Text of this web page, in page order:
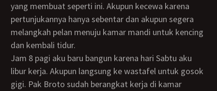
yang membuat seperti ini. Akupun kecewa karena
pertunjukannya hanya sebentar dan akupun segera
melangkah pelan menuju kamar mandi untuk kencing
dan kembali tidur.
Jam 8 pagi aku baru bangun karena hari Sabtu aku
libur kerja. Akupun langsung ke wastafel untuk gosok
gigi. Pak Broto sudah berangkat kerja di kamar